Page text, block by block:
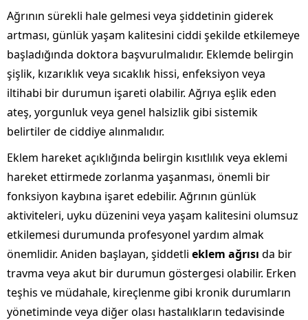
Ağrının sürekli hale gelmesi veya şiddetinin giderek
artması, günlük yaşam kalitesini ciddi şekilde etkilemeye
başladığında doktora başvurulmalıdır. Eklemde belirgin
şişlik, kızarıklık veya sıcaklık hissi, enfeksiyon veya
iltihabi bir durumun işareti olabilir. Ağrıya eşlik eden
ateş, yorgunluk veya genel halsizlik gibi sistemik
belirtiler de ciddiye alınmalıdır.
Eklem hareket açıklığında belirgin kısıtlılık veya eklemi
hareket ettirmede zorlanma yaşanması, önemli bir
fonksiyon kaybına işaret edebilir. Ağrının günlük
aktiviteleri, uyku düzenini veya yaşam kalitesini olumsuz
etkilemesi durumunda profesyonel yardım almak
önemlidir. Aniden başlayan, şiddetli eklem ağrısı da bir
travma veya akut bir durumun göstergesi olabilir. Erken
teşhis ve müdahale, kireçlenme gibi kronik durumların
yönetiminde veya diğer olası hastalıkların tedavisinde